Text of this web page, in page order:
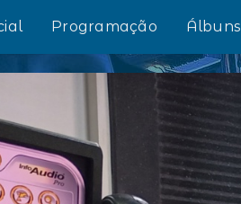
Programação Álbuns